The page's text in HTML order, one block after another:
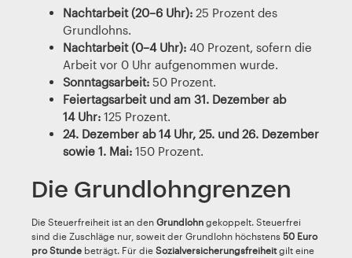
Nachtarbeit (20–6 Uhr): 25 Prozent des
Grundlohns.
Nachtarbeit (0–4 Uhr): 40 Prozent, sofern die
Arbeit vor 0 Uhr aufgenommen wurde.
Sonntagsarbeit: 50 Prozent.
Feiertagsarbeit und am 31. Dezember ab
14 Uhr: 125 Prozent.
24. Dezember ab 14 Uhr, 25. und 26. Dezember
sowie 1. Mai: 150 Prozent.
Die Grundlohngrenzen
Die Steuerfreiheit ist an den Grundlohn gekoppelt. Steuerfrei
sind die Zuschläge nur, soweit der Grundlohn höchstens 50 Euro
pro Stunde beträgt. Für die Sozialversicherungsfreiheitgilt eine